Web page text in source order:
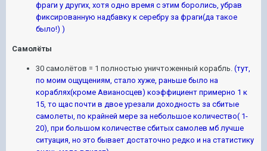
фраги у других, хотя одно время с этим боролись, убрав
фиксированную надбавку к серебру за фраги(да такое
было!) )
Самолёты
30 самолётов = 1 полностью уничтоженный корабль. (тут,
по моим ощущениям, стало хуже, раньше было на
кораблях(кроме Авианосцев) коэффициент примерно 1 к
15, то щас почти в двое урезали доходность за сбитые
самолеты, по крайней мере за небольшое количество( 1-
20), при большом количестве сбитых самолев мб лучше
ситуация, но это бывает достаточно редко и на статистику